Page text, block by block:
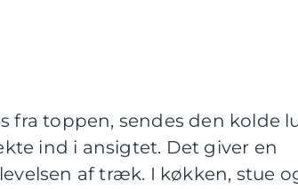
fra toppen, sendes den kolde
ind i ansigtet. Det giver en
af træk. I køkken, stue